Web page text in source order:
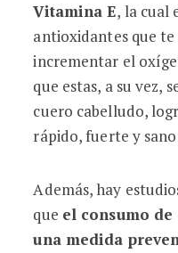
Vitamina E, la cual
antioxidantes que
incrementar el
que estas, a su vez,
cuero cabelludo,
rápido, fuerte y
Además, hay
que el consumo
una medida